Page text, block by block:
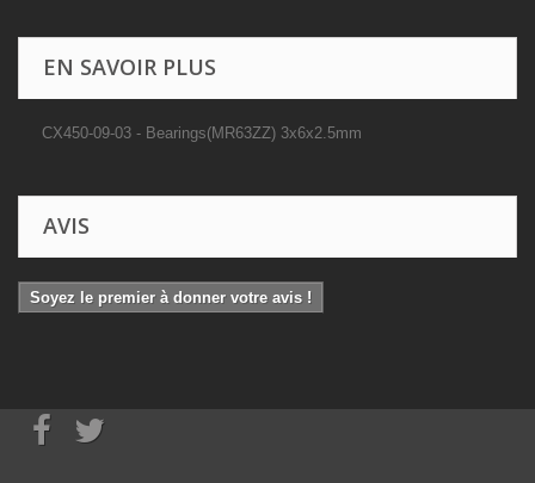
EN SAVOIR PLUS
CX450-09-03 - Bearings(MR63ZZ) 3x6x2.5mm
AVIS
Soyez le premier à donner votre avis !